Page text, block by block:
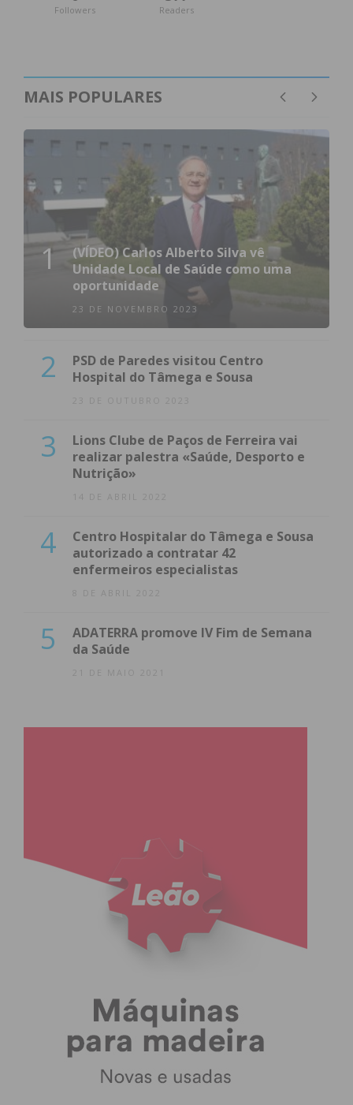
Imediato
Assine nossa newsletter por e-mail e
obtenha de forma regular a informação
atualizada.
Eu li e concordo com ostermos e
condições
Followers Readers
MAIS POPULARES
1
(VÍDEO) Carlos Alberto Silva vê
Unidade Local de Saúde como uma
oportunidade
23 DE NOVEMBRO 2023
2
PSD de Paredes visitou Centro
Hospital do Tâmega e Sousa
23 DE OUTUBRO 2023
3
Lions Clube de Paços de Ferreira vai
realizar palestra «Saúde, Desporto e
Nutrição»
14 DE ABRIL 2022
4
Centro Hospitalar do Tâmega e Sousa
autorizado a contratar 42
enfermeiros especialistas
8 DE ABRIL 2022
5
ADATERRA promove IV Fim de Semana
da Saúde
21 DE MAIO 2021